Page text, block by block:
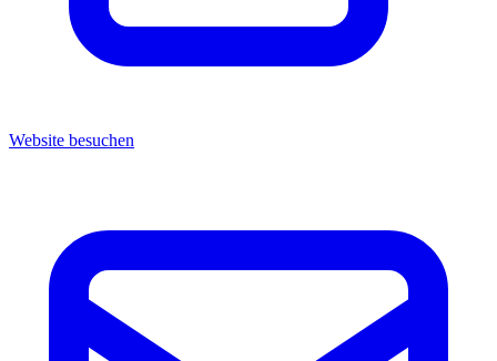
Website besuchen